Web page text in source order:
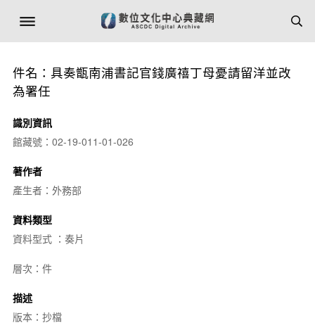
件名：具奏甑南浦書記官錢廣禧丁母憂請留洋並改
為署任
識別資訊
館藏號：02-19-011-01-026
著作者
產生者：外務部
資料類型
資料型式 ：奏片
層次：件
描述
版本：抄檔